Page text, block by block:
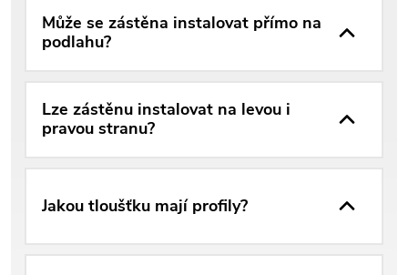
Může se zástěna instalovat přímo na
podlahu?
Lze zástěnu instalovat na levou i
pravou stranu?
Jakou tloušťku mají profily?